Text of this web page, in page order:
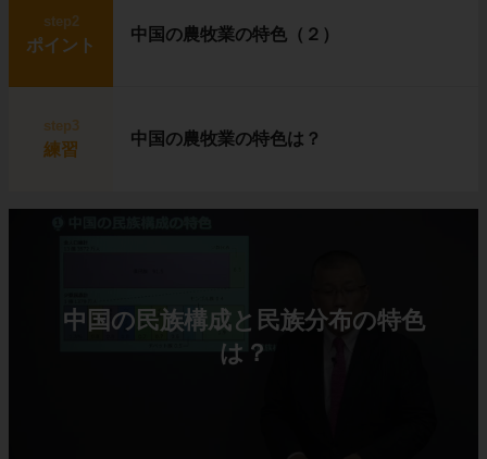
step2
ポイント
中国の農牧業の特色（２）
step3
練習
中国の農牧業の特色は？
中国の民族構成と民族分布の特色
は？